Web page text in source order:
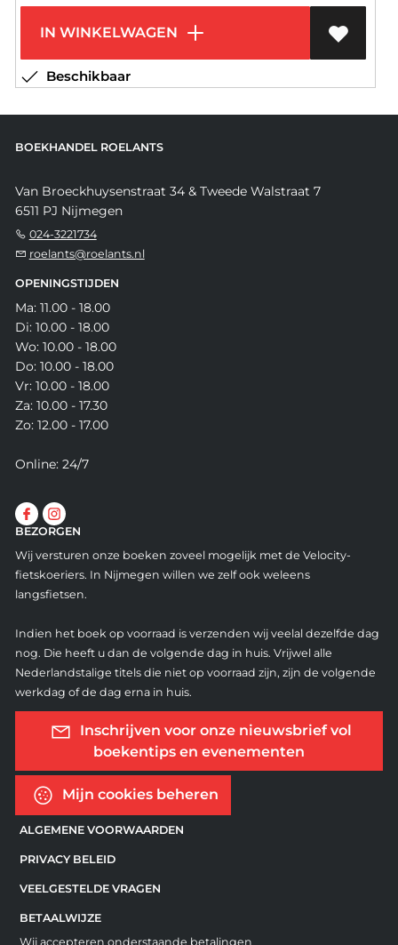
IN WINKELWAGEN
Beschikbaar
BOEKHANDEL ROELANTS
Van Broeckhuysenstraat 34 & Tweede Walstraat 7
6511 PJ Nijmegen
024-3221734
roelants@roelants.nl
OPENINGSTIJDEN
Ma: 11.00 - 18.00
Di: 10.00 - 18.00
Wo: 10.00 - 18.00
Do: 10.00 - 18.00
Vr: 10.00 - 18.00
Za: 10.00 - 17.30
Zo: 12.00 - 17.00
Online: 24/7
BEZORGEN
Wij versturen onze boeken zoveel mogelijk met de Velocity-
fietskoeriers. In Nijmegen willen we zelf ook weleens
langsfietsen.
Indien het boek op voorraad is verzenden wij veelal dezelfde dag
nog. Die heeft u dan de volgende dag in huis. Vrijwel alle
Nederlandstalige titels die niet op voorraad zijn, zijn de volgende
werkdag of de dag erna in huis.
Inschrijven voor onze nieuwsbrief vol
boekentips en evenementen
Mijn cookies beheren
ALGEMENE VOORWAARDEN
PRIVACY BELEID
VEELGESTELDE VRAGEN
BETAALWIJZE
Wij accepteren onderstaande betalingen